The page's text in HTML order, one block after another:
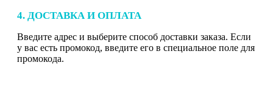
4. ДОСТАВКА И ОПЛАТА
Введите адрес и выберите способ доставки заказа. Если
у вас есть промокод, введите его в специальное поле для
промокода.